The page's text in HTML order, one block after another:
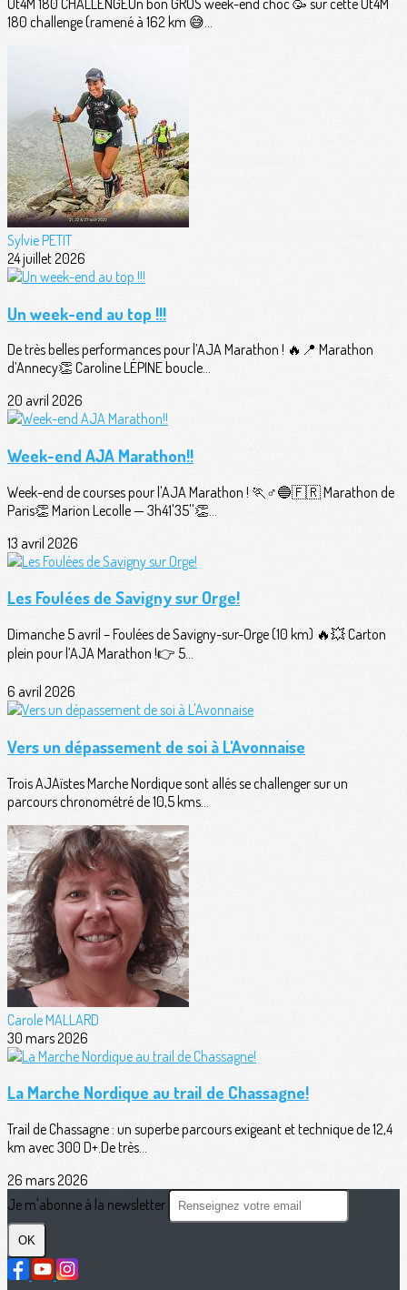
180 challenge (ramené à 162 km 😅...
Sylvie PETIT
24 juillet 2026
Un week-end au top !!!
De très belles performances pour l’AJA Marathon ! 🔥📍 Marathon
d’Annecy👏 Caroline LÉPINE boucle...
20 avril 2026
Week-end AJA Marathon!!
Week-end de courses pour l'AJA Marathon ! 🏃♂️🔵🇫🇷 Marathon de
Paris👏 Marion Lecolle — 3h41'35''👏...
13 avril 2026
Les Foulées de Savigny sur Orge!
Dimanche 5 avril – Foulées de Savigny-sur-Orge (10 km) 🔥💥 Carton
plein pour l’AJA Marathon !👉 5...
6 avril 2026
Vers un dépassement de soi à L'Avonnaise
Trois AJAïstes Marche Nordique sont allés se challenger sur un
parcours chronométré de 10,5 kms...
Carole MALLARD
30 mars 2026
La Marche Nordique au trail de Chassagne!
Trail de Chassagne : un superbe parcours exigeant et technique de 12,4
km avec 300 D+.De très...
26 mars 2026
Je m'abonne à la newsletter
OK